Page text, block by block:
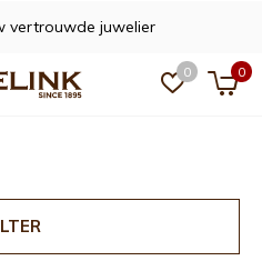
0 0
vertrouwde juwelier